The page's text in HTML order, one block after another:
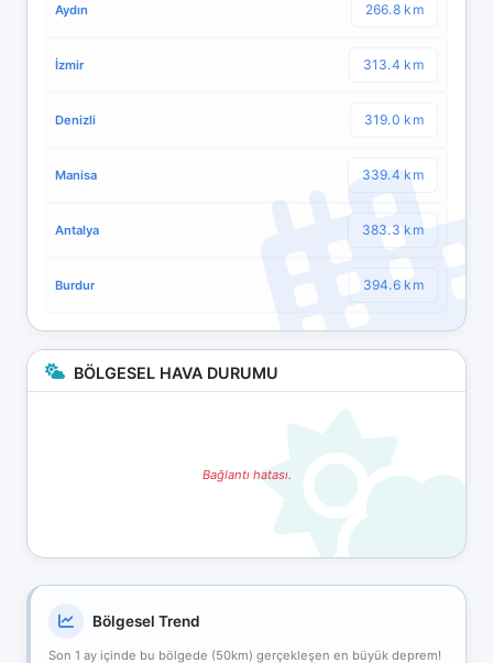
Aydın 266.8 km
İzmir 313.4 km
Denizli 319.0 km
Manisa 339.4 km
Antalya 383.3 km
Burdur 394.6 km
BÖLGESEL HAVA DURUMU
Bağlantı hatası.
Bölgesel Trend
Son 1 ay içinde bu bölgede (50km) gerçekleşen en büyük deprem!